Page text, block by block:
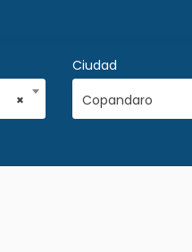
×
Ciudad
Copandaro